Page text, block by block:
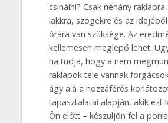
csinálni? Csak néhány
lakkra, szögekre és az
órára van szüksége. Az
kellemesen meglepő lehet.
ha tudja, hogy a nem
raklapok tele vannak
ágy alá a hozzáférés
tapasztalatai alapján, akik ezt
Ön előtt – készüljön fel a